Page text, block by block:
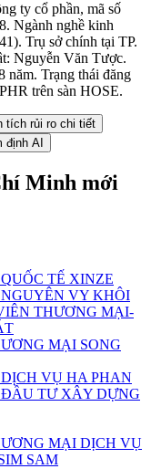
ty cổ phần, mã số
Ngành nghề kinh
Trụ sở chính tại TP.
Nguyễn Văn Tược.
năm. Trạng thái đăng
trên sàn HOSE.
tích rủi ro chi tiết
định AI
Minh mới
TẾ XINZE
VY KHÔI
THƯƠNG MẠI-
MẠI SONG
VỤ HA PHAN
TƯ XÂY DỰNG
MẠI DỊCH VỤ
SAM